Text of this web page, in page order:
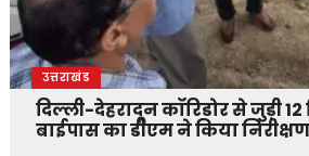
उत्तराखंड
दिल्ली-देहरादून कॉरिडोर से जुड़ी 12
बाईपास का डीएम ने किया